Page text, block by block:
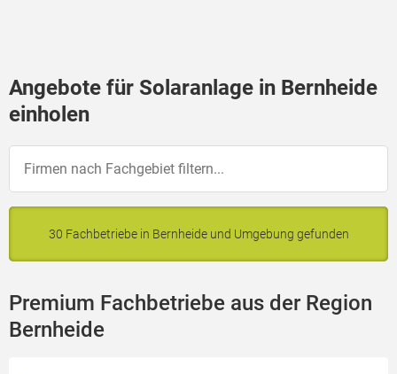
Angebote für Solaranlage in Bernheide
einholen
30 Fachbetriebe in Bernheide und Umgebung gefunden
Premium Fachbetriebe aus der Region
Bernheide